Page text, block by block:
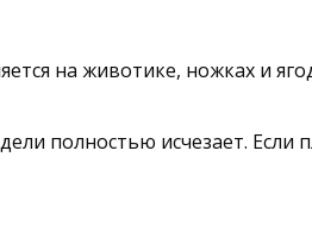
на животике, ножках и
полностью исчезает.